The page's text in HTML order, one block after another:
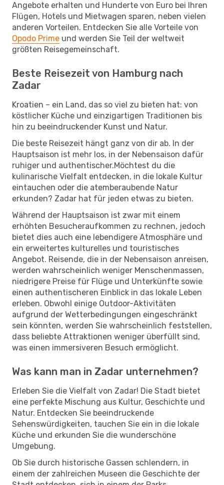
Angebote erhalten und Hunderte von Euro bei Ihren
Flügen, Hotels und Mietwagen sparen, neben vielen
anderen Vorteilen. Entdecken Sie alle Vorteile von
Opodo Prime und werden Sie Teil der weltweit
größten Reisegemeinschaft.
Beste Reisezeit von Hamburg nach
Zadar
Kroatien – ein Land, das so viel zu bieten hat: von
köstlicher Küche und einzigartigen Traditionen bis
hin zu beeindruckender Kunst und Natur.
Die beste Reisezeit hängt ganz von dir ab. In der
Hauptsaison ist mehr los, in der Nebensaison dafür
ruhiger und authentischer.Möchtest du die
kulinarische Vielfalt entdecken, in die lokale Kultur
eintauchen oder die atemberaubende Natur
erkunden? Zadar hat für jeden etwas zu bieten.
Während der Hauptsaison ist zwar mit einem
erhöhten Besucheraufkommen zu rechnen, jedoch
bietet dies auch eine lebendigere Atmosphäre und
ein erweitertes kulturelles und touristisches
Angebot. Reisende, die in der Nebensaison anreisen,
werden wahrscheinlich weniger Menschenmassen,
niedrigere Preise für Flüge und Unterkünfte sowie
einen authentischeren Einblick in das lokale Leben
erleben. Obwohl einige Outdoor-Aktivitäten
aufgrund der Wetterbedingungen eingeschränkt
sein könnten, werden Sie wahrscheinlich feststellen,
dass beliebte Attraktionen weniger überfüllt sind,
was einen immersiveren Besuch ermöglicht.
Was kann man in Zadar unternehmen?
Erleben Sie die Vielfalt von Zadar! Die Stadt bietet
eine perfekte Mischung aus Kultur, Geschichte und
Natur. Entdecken Sie beeindruckende
Sehenswürdigkeiten, tauchen Sie ein in die lokale
Küche und erkunden Sie die wunderschöne
Umgebung.
Ob Sie durch historische Gassen schlendern, in
einem der zahlreichen Museen die Geschichte der